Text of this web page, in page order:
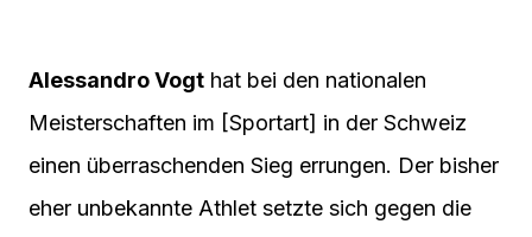
Alessandro Vogt hat bei den nationalen
Meisterschaften im [Sportart] in der Schweiz
einen überraschenden Sieg errungen. Der bisher
eher unbekannte Athlet setzte sich gegen die